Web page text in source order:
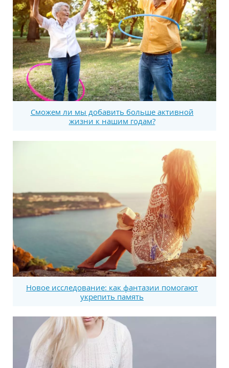
Сможем ли мы добавить больше активной
жизни к нашим годам?
Новое исследование: как фантазии помогают
укрепить память